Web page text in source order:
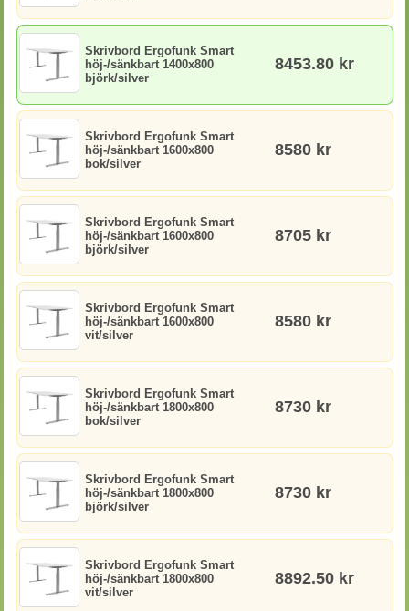
Skrivbord Ergofunk Smart
höj-/sänkbart 1400x800
björk/silver
8453.80 kr
Skrivbord Ergofunk Smart
höj-/sänkbart 1600x800
bok/silver
8580 kr
Skrivbord Ergofunk Smart
höj-/sänkbart 1600x800
björk/silver
8705 kr
Skrivbord Ergofunk Smart
höj-/sänkbart 1600x800
vit/silver
8580 kr
Skrivbord Ergofunk Smart
höj-/sänkbart 1800x800
bok/silver
8730 kr
Skrivbord Ergofunk Smart
höj-/sänkbart 1800x800
björk/silver
8730 kr
Skrivbord Ergofunk Smart
höj-/sänkbart 1800x800
vit/silver
8892.50 kr